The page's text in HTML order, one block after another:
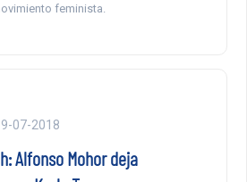
feminista.
07-2018
Alfonso Mohor deja